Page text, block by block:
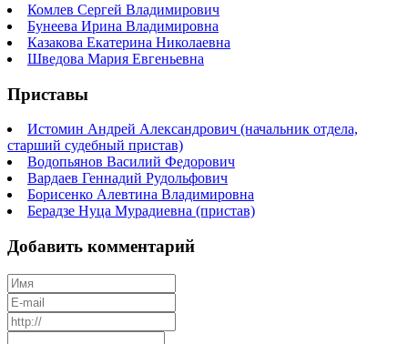
Комлев Сергей Владимирович
Бунеева Ирина Владимировна
Казакова Екатерина Николаевна
Шведова Мария Евгеньевна
Приставы
Истомин Андрей Александрович (начальник отдела,
старший судебный пристав)
Водопьянов Василий Федорович
Вардаев Геннадий Рудольфович
Борисенко Алевтина Владимировна
Берадзе Нуца Мурадиевна (пристав)
Добавить комментарий